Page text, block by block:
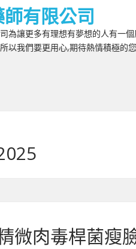
有限公司
為讓更多有理想有夢想的人有一
以我們要更用心,期待熱情積極的
微肉毒桿菌瘦